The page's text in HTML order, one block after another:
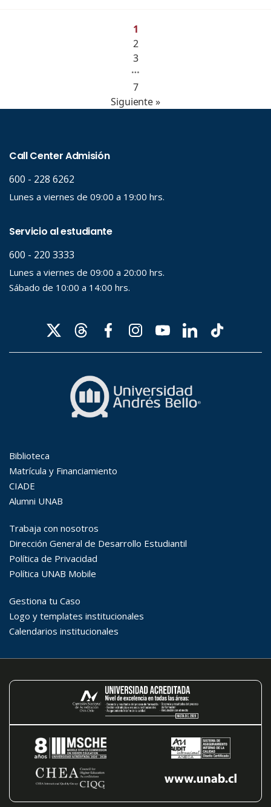
1
2
3
…
7
Siguiente »